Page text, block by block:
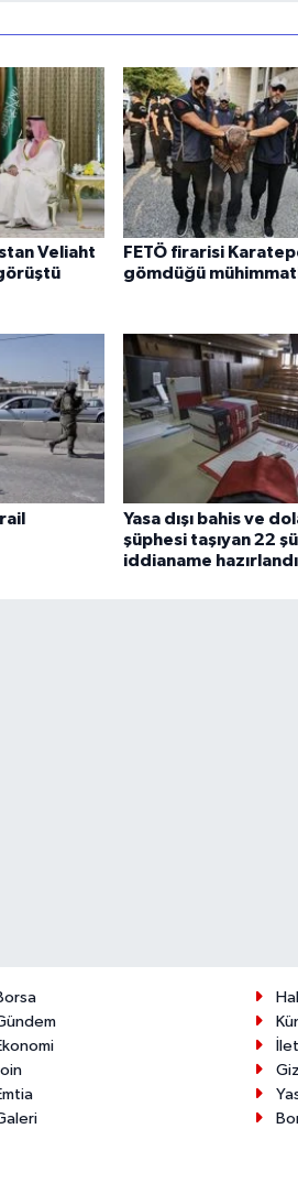
Veliaht
FETÖ firarisi
gömdüğü
Yasa dışı bahis ve
şüphesi taşıyan 22
iddianame hazırlandı